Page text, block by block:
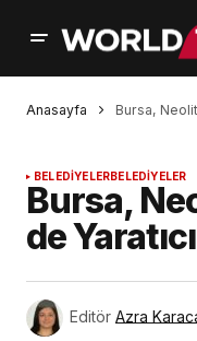
Anasayfa Bursa,
BELEDİYELERBELEDİYELER
Bursa,
de
Editör Azra